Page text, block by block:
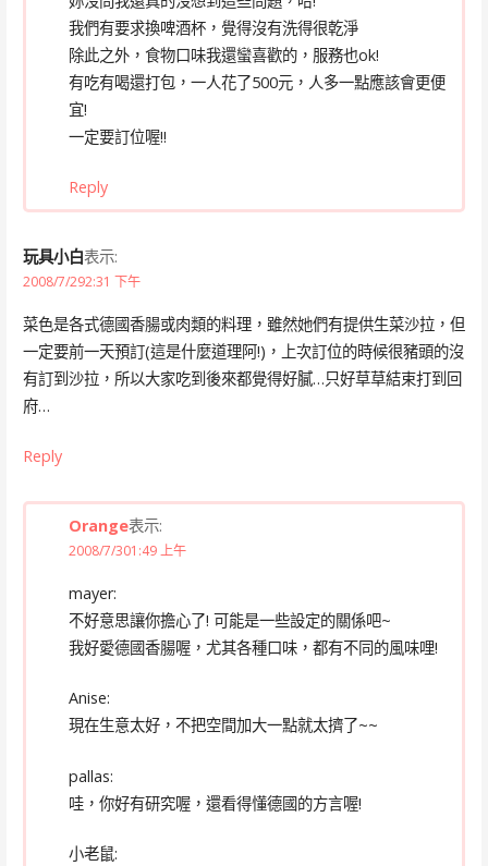
我們有要求換啤酒杯，覺得沒有洗得很乾淨
除此之外，食物口味我還蠻喜歡的，服務也ok!
有吃有喝還打包，一人花了500元，人多一點應該會更便
宜!
一定要訂位喔!!
Reply
玩具小白表示:
2008/7/292:31 下午
菜色是各式德國香腸或肉類的料理，雖然她們有提供生菜沙拉，但
一定要前一天預訂(這是什麼道理阿!)，上次訂位的時候很豬頭的沒
有訂到沙拉，所以大家吃到後來都覺得好膩…只好草草結束打到回
府…
Reply
Orange表示:
2008/7/301:49 上午
mayer:
不好意思讓你擔心了! 可能是一些設定的關係吧~
我好愛德國香腸喔，尤其各種口味，都有不同的風味哩!
Anise:
現在生意太好，不把空間加大一點就太擠了~~
pallas:
哇，你好有研究喔，還看得懂德國的方言喔!
小老鼠: